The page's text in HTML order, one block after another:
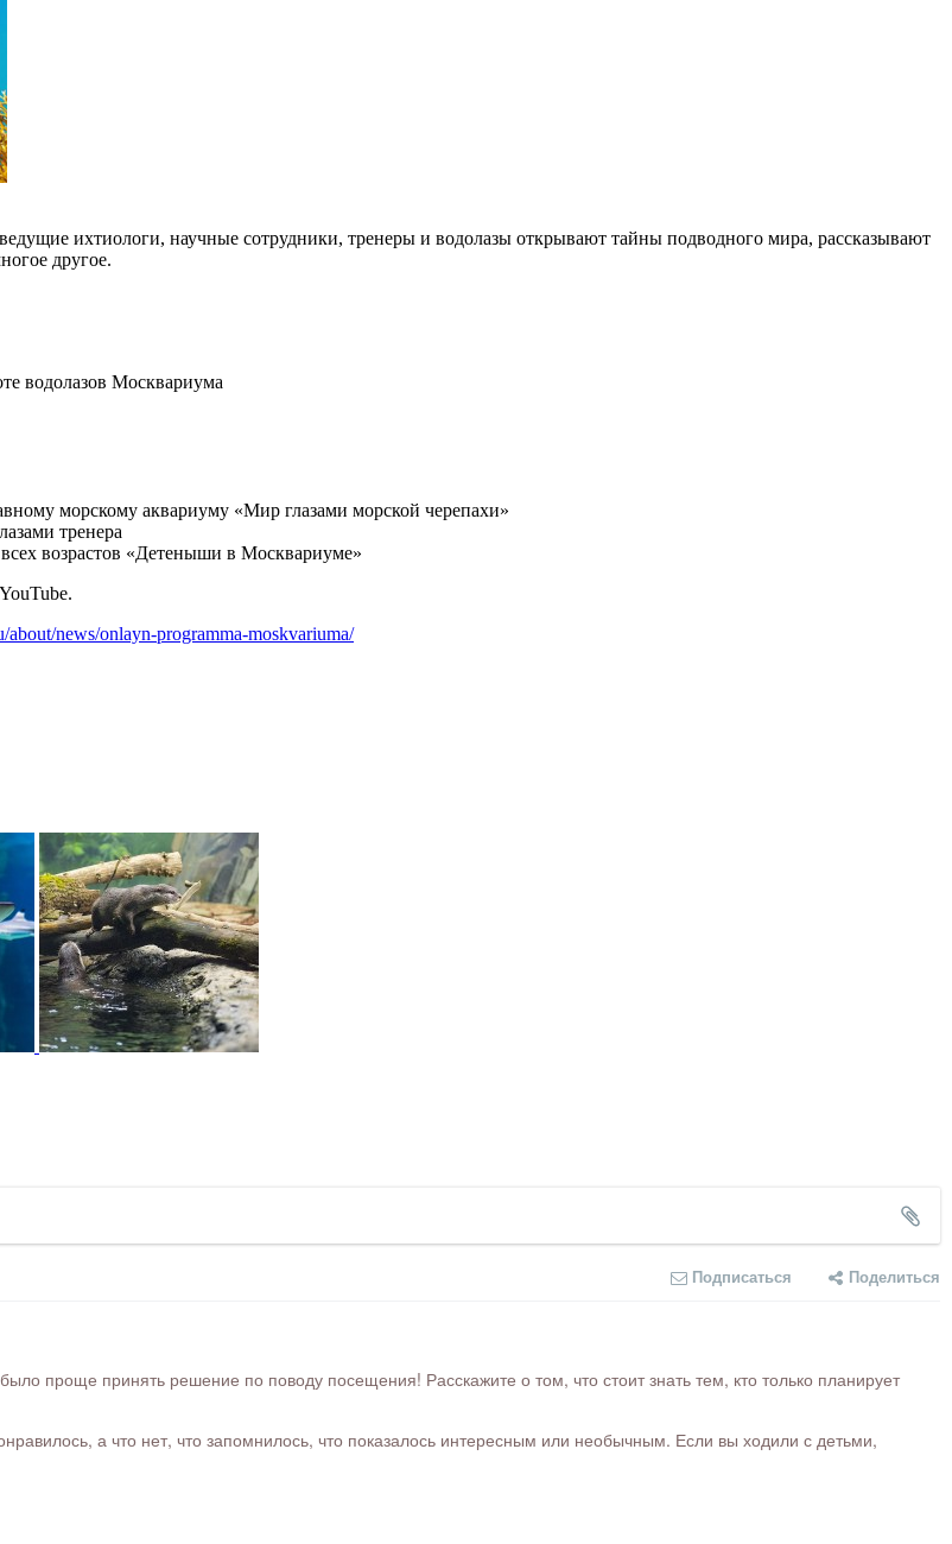
ихтиологи, научные сотрудники, тренеры и водолазы открывают тайны подводного мира, рассказывают
другое.
водолазов Москвариума
морскому аквариуму «Мир глазами морской черепахи»
тренера
возрастов «Детеныши в Москвариуме»
news/onlayn-programma-moskvariuma/
Подписаться Поделиться
проще принять решение по поводу посещения! Расскажите о том, что стоит знать тем, кто только планирует
а что нет, что запомнилось, что показалось интересным или необычным. Если вы ходили с детьми,